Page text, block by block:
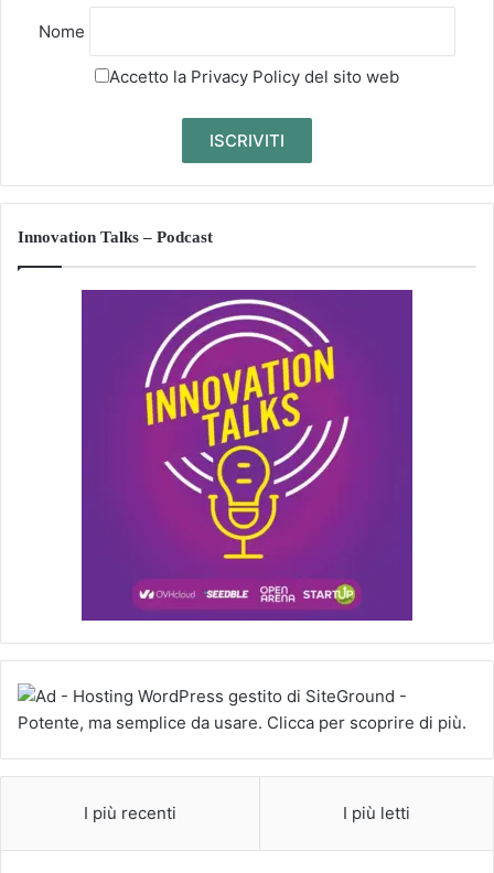
Nome
Accetto la Privacy Policy del sito web
Innovation Talks – Podcast
I più recenti I più letti